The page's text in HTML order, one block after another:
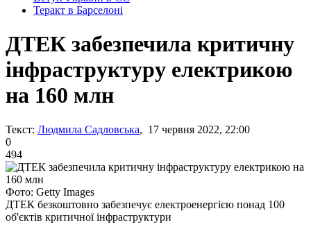
Теракт в Барселоні
ДТЕК забезпечила критичну
інфраструктуру електрикою
на 160 млн
Текст: Людмила Садловська, 17 червня 2022, 22:00
0
494
Фото: Getty Images
ДТЕК безкоштовно забезпечує електроенергією понад 100
об'єктів критичної інфраструктури